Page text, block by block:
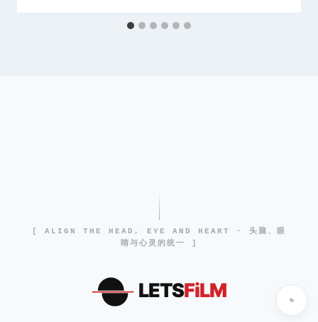
[ ALIGN THE HEAD, EYE AND HEART · 头脑、眼
睛与心灵的统一 ]
LETSFiLM